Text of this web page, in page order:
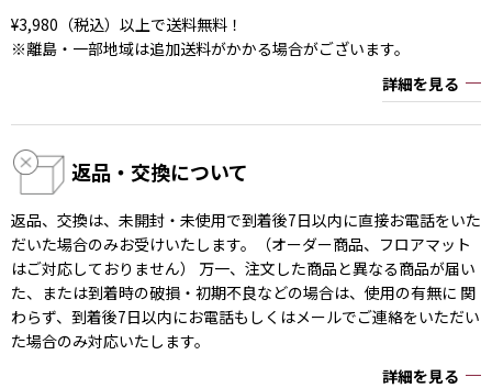
¥3,980（税込）以上で送料無料！
※離島・一部地域は追加送料がかかる場合がございます。
詳細を見る
返品・交換について
返品、交換は、未開封・未使用で到着後7日以内に直接お電話をいた
だいた場合のみお受けいたします。（オーダー商品、フロアマット
はご対応しておりません） 万一、注文した商品と異なる商品が届い
た、または到着時の破損・初期不良などの場合は、使用の有無に 関
わらず、到着後7日以内にお電話もしくはメールでご連絡をいただい
た場合のみ対応いたします。
詳細を見る